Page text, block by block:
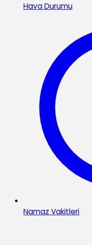
Hava Durumu
Namaz Vakitleri